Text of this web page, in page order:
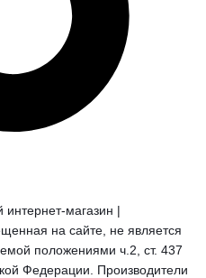
магазин |
на сайте, не является
положениями ч.2, ст. 437
Федерации. Производители